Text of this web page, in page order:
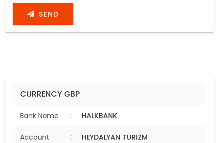
SEND
CURRENCY GBP
Bank Name : HALKBANK
Account : HEYDALYAN TURIZM